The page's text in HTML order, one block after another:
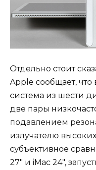
Отдельно стоит
Apple сообщает, что
система из шести
две пары
подавлением
излучателю
субъективное
27″ и iMac 24″,